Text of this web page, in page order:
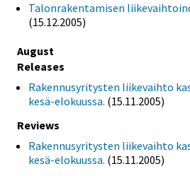
Talonrakentamisen
(15.12.2005)
August
Releases
Rakennusyritysten liikevaihto
kesä-elokuussa. (15.11.2005)
Reviews
Rakennusyritysten liikevaihto
kesä-elokuussa. (15.11.2005)